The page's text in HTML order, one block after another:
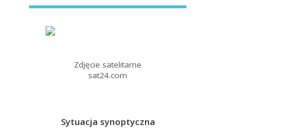
Zdjęcie satelitarne
sat24.com
Sytuacja synoptyczna